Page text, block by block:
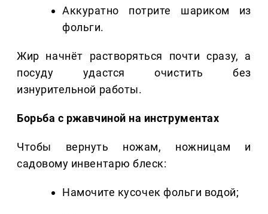
Аккуратно потрите шариком из
фольги.
Жир начнёт растворяться почти сразу, а
посуду удастся очистить без
изнурительной работы.
Борьба с ржавчиной на инструментах
Чтобы вернуть ножам, ножницам и
садовому инвентарю блеск:
Намочите кусочек фольги водой;